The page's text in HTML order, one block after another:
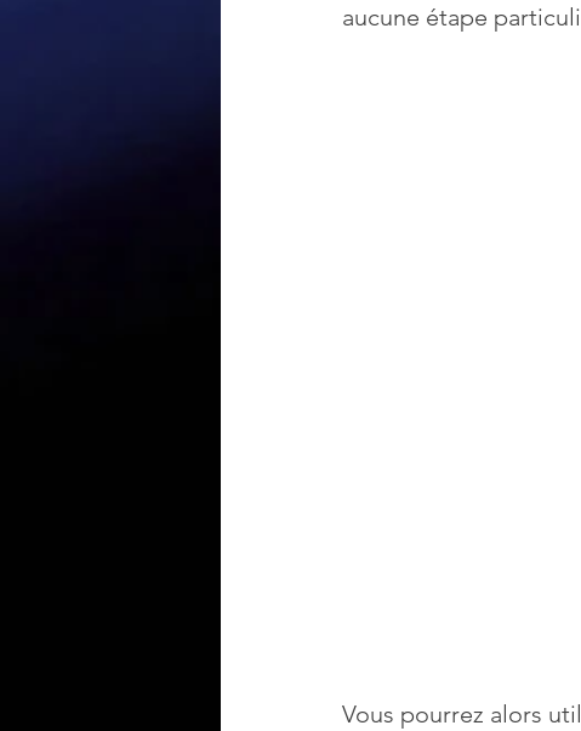
aucune étape
Vous pourrez alors